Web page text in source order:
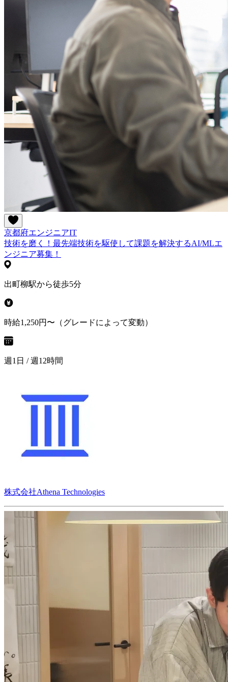
京都府エンジニアIT
技術を磨く！最先端技術を駆使して課題を解決するAI/MLエ
ンジニア募集！
出町柳駅から徒歩5分
時給1,250円〜（グレードによって変動）
週1日 / 週12時間
株式会社Athena Technologies